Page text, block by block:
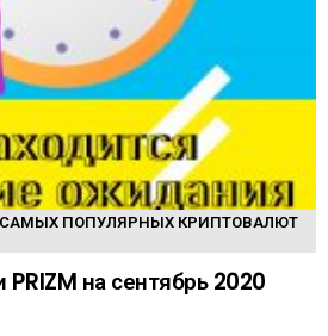
ПОПУЛЯРНЫХ КРИПТОВАЛЮТ
PRIZM на сентябрь 2020